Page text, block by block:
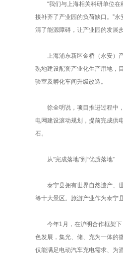
“我们与上海相关科研单位在
接补齐了产业园的负荷缺口。”
清了能源障碍，让产业园的发展
上海浦东新区金桥（永安）产
熟地建设配套产业化生产用地，
验室及孵化车间升级改造。
徐全明说，项目推进过程中，
电网建设滚动规划，提前完成供
石。
从“完成落地”到“优质落地”
泰宁县拥有世界自然遗产、世
等十大景区。旅游产业作为泰宁
今年1月，在沪明合作框架下
色发展，集光、储、充为一体的
仅能满足电动汽车充电需求、为